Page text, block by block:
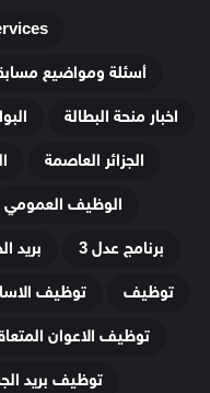
أسئلة ومواضيع
اخبار منحة البطالة
الجزائر العاصمة
الوظيف العمومي
برنامج عدل 3
بريد
توظيف
توظيف
توظيف الاعوان
توظيف بريد